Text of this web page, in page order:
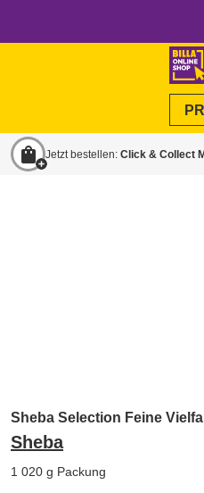
shopping_bag Jetzt bestellen: Click & Collect
Sheba Selection Feine
Sheba
1 020 g Packung